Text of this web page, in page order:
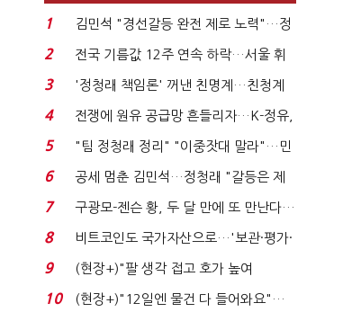
1
김민석 "경선갈등 완전 제로 노력"…정
청래 "반명 공세 사...
2
전국 기름값 12주 연속 하락…서울 휘
발윳값 1909원...
3
'정청래 책임론' 꺼낸 친명계…친청계
는 추가투표 때리기...
4
전쟁에 원유 공급망 흔들리자…K-정유,
에너지안보 핵심...
5
"팀 정청래 정리" "이중잣대 말라"…민
주 최고위원 계파 다...
6
공세 멈춘 김민석…정청래 "갈등은 제
가 수습"
7
구광모-젠슨 황, 두 달 만에 또 만난다…
로봇·AI 등 논...
8
비트코인도 국가자산으로…'보관·평가·
처분' 기준은 ...
9
(현장+)"팔 생각 접고 호가 높여
요"…'덜 똘똘한 한 채' 20...
10
(현장+)"12일엔 물건 다 들어와요"…